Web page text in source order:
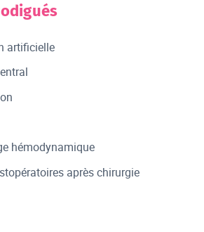
artificielle
hémodynamique
après chirurgie